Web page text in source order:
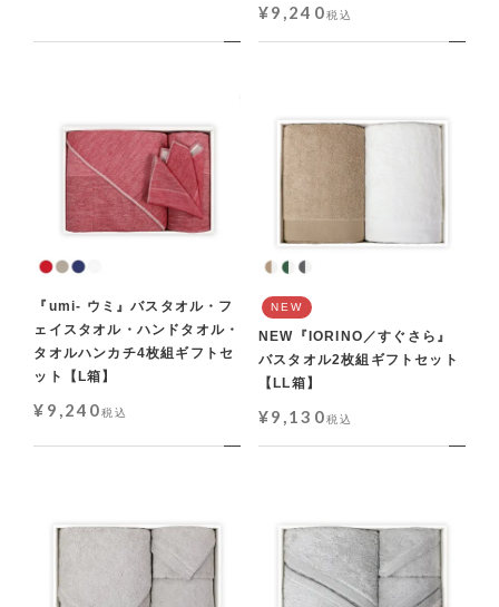
¥9,240税込
『umi- ウミ』バスタオル・フ
ェイスタオル・ハンドタオル・
タオルハンカチ4枚組ギフトセ
ット【L箱】
¥ 9,240税込
NEW
NEW『IORINO／すぐさら』
バスタオル2枚組ギフトセット
【LL箱】
¥9,130税込